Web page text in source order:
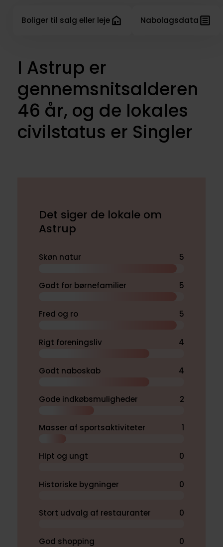
Boliger til salg eller leje Nabolagsdata
I Astrup er
gennemsnitsalderen
46 år, og de lokales
civilstatus er Singler
Det siger de lokale om
Astrup
Skøn natur 5
Godt for børnefamilier 5
Fred og ro 5
Rigt foreningsliv 4
Godt naboskab 4
Gode indkøbsmuligheder 2
Masser af sportsaktiviteter 1
Hipt og ungt 0
Historiske bygninger 0
Stort udvalg af restauranter 0
God shopping 0